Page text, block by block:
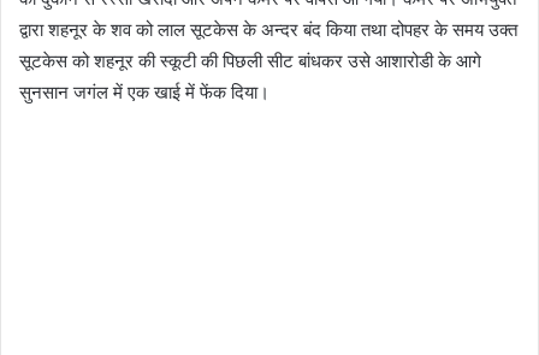
द्वारा शहनूर के शव को लाल सूटकेस के अन्दर बंद किया तथा दोपहर के समय उक्त
सूटकेस को शहनूर की स्कूटी की पिछली सीट बांधकर उसे आशारोडी के आगे
सुनसान जगंल में एक खाई में फेंक दिया।